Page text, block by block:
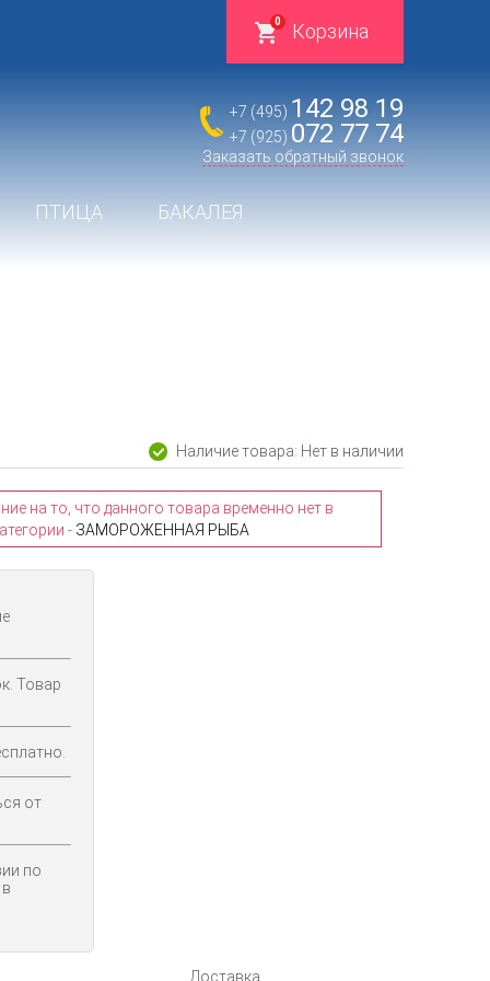
Корзина
0
+7 (495) 142 98 19
+7 (925) 072 77 74
Заказать обратный звонок
ПТИЦА БАКАЛЕЯ
Наличие товара: Нет в наличии
на то, что данного товара временно нет в
- ЗАМОРОЖЕННАЯ РЫБА
Товар
от
по
Доставка